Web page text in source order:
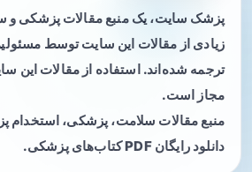
پزشک سایت، یک منبع مقالات پزشکی
زیادی از مقالات این سایت توسط
ترجمه شده‌اند. استفاده از مقالات این
مجاز است.
منبع مقالات سلامت، پزشکی، استخدام
دانلود رایگان PDF کتاب‌های پزشکی.